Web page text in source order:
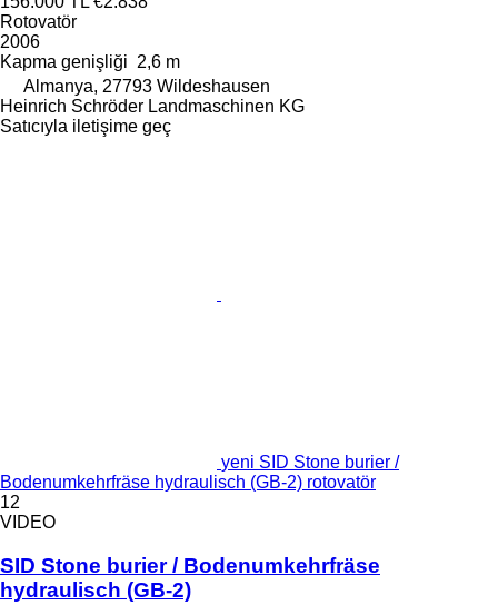
Rotovatör
2006
Kapma genişliği 2,6 m
Almanya, 27793 Wildeshausen
Heinrich Schröder Landmaschinen KG
Satıcıyla iletişime geç
yeni SID Stone burier /
Bodenumkehrfräse hydraulisch (GB-2) rotovatör
12
VIDEO
SID Stone burier / Bodenumkehrfräse
hydraulisch (GB-2)